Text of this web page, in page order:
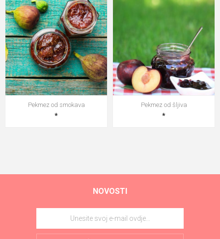
Pekmez od smokava
*
Pekmez od šljiva
*
NOVOSTI